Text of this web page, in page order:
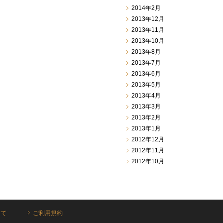
2014年2月
2013年12月
2013年11月
2013年10月
2013年8月
2013年7月
2013年6月
2013年5月
2013年4月
2013年3月
2013年2月
2013年1月
2012年12月
2012年11月
2012年10月
ご利用規約